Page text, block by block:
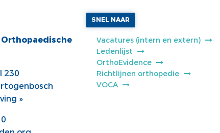
230
»
SNEL NAAR
Vacatures (intern en extern)
Ledenlijst
OrthoEvidence
Richtlijnen orthopedie
VOCA